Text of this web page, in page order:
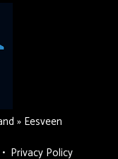
» Eesveen
• Privacy Policy